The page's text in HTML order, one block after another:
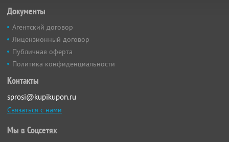
Документы
Агентский договор
Лицензионный договор
Публичная оферта
Политика конфиденциальности
Контакты
sprosi@kupikupon.ru
Связаться с нами
Мы в Соцсетях